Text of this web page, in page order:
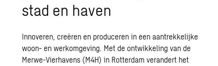
stad en haven
Innoveren, creëren en produceren in een aantrekkelijke
woon- en werkomgeving. Met de ontwikkeling van de
Merwe-Vierhavens (M4H) in Rotterdam verandert het